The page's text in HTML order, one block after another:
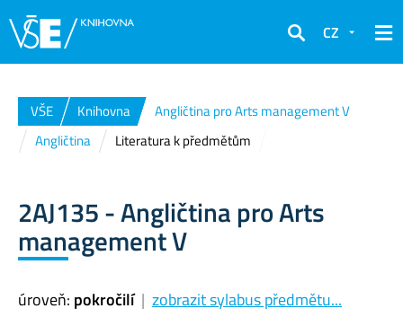
Hledat
CZ
VŠE Knihovna
Angličtina pro Arts management V
Angličtina
Literatura k předmětům
2AJ135 - Angličtina pro Arts
management V
úroveň: pokročilí | zobrazit sylabus předmětu...